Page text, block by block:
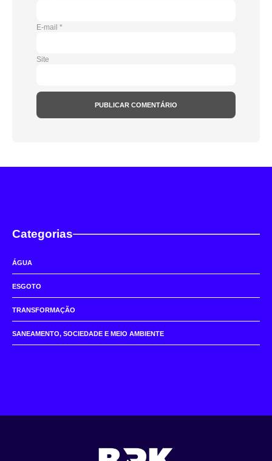
E-mail *
Site
Categorias
ÁGUA
ESGOTO
TRANSFORMAÇÃO
SANEAMENTO, SOCIEDADE E MEIO AMBIENTE